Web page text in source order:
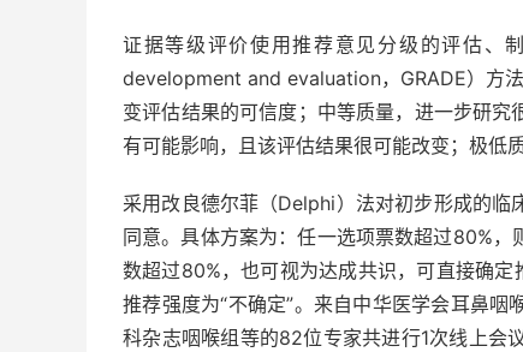
证据等级评价使用推荐意见分级的评估、
development and evaluation，GRADE）方
变评估结果的可信度；中等质量，进一步研
有可能影响，且该评估结果很可能改变；极低
采用改良德尔菲（Delphi）法对初步形成的
同意。具体方案为：任一选项票数超过80%
数超过80%，也可视为达成共识，可直接确定
推荐强度为“不确定”。来自中华医学会耳鼻
科杂志咽喉组等的82位专家共进行1次线上会